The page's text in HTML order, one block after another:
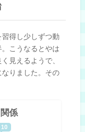
得し少しずつ動
こうなるとやは
見えるようで、
りました。その
係
10